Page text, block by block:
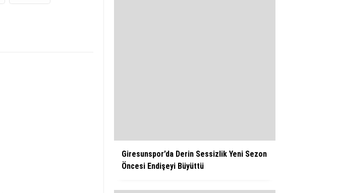
Giresunspor’da Derin Sessizlik Yeni Sezon
Öncesi Endişeyi Büyüttü